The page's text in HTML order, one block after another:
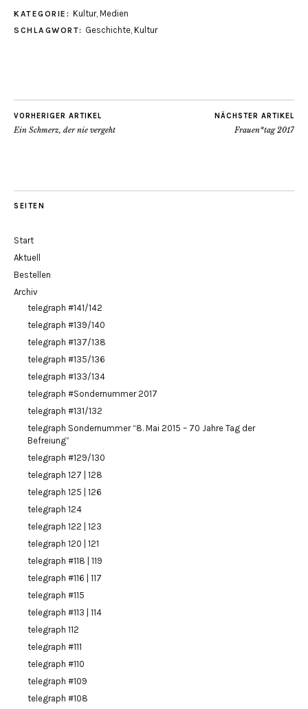
KATEGORIE: Kultur, Medien
SCHLAGWORT: Geschichte Kultur
VORHERIGER ARTIKEL
Ein Schmerz, der nie vergeht
NÄCHSTER ARTIKEL
Frauen*tag 2017
SEITEN
Start
Aktuell
Bestellen
Archiv
telegraph #141/142
telegraph #139/140
telegraph #137/138
telegraph #135/136
telegraph #133/134
telegraph #Sondernummer 2017
telegraph #131/132
telegraph Sondernummer “8. Mai 2015 – 70 Jahre Tag der
Befreiung”
telegraph #129/130
telegraph 127 | 128
telegraph 125 | 126
telegraph 124
telegraph 122 | 123
telegraph 120 | 121
telegraph #118 | 119
telegraph #116 | 117
telegraph #115
telegraph #113 | 114
telegraph 112
telegraph #111
telegraph #110
telegraph #109
telegraph #108